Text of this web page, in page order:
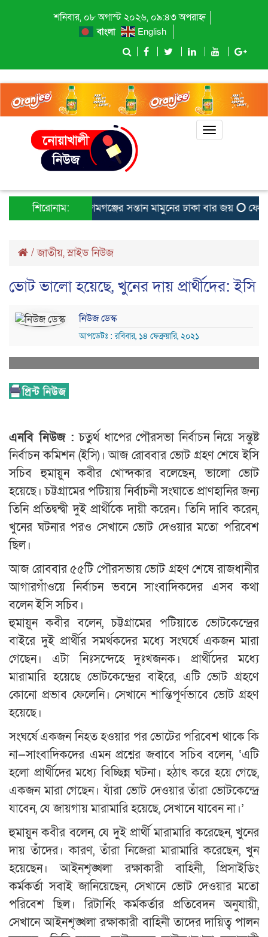
শনিবার, ০৮ অগাস্ট ২০২৬, ০৯:৪৩ অপরাহ্ন
বাংলা English
Toggle
শিরোনাম:বেগমগঞ্জের সন্তান মামুনের ঢাকা বার জয় ফেনীতে
/জাতীয়,স্লাইড নিউজ
ভোট ভালো হয়েছে, খুনের দায় প্রার্থীদের: ইসি
নিউজ ডেস্ক
আপডেটঃ : রবিবার, ১৪ ফেব্রুয়ারি, ২০২১
এনবি নিউজ : চতুর্থ ধাপের পৌরসভা নির্বাচন নিয়ে সন্তুষ্ট
নির্বাচন কমিশন (ইসি)। আজ রোববার ভোট গ্রহণ শেষে ইসি
সচিব হুমায়ুন কবীর খোন্দকার বলেছেন, ভালো ভোট
হয়েছে। চট্টগ্রামের পটিয়ায় নির্বাচনী সংঘাতে প্রাণহানির জন্য
তিনি প্রতিদ্বন্দ্বী দুই প্রার্থীকে দায়ী করেন। তিনি দাবি করেন,
খুনের ঘটনার পরও সেখানে ভোট দেওয়ার মতো পরিবেশ
ছিল।
আজ রোববার ৫৫টি পৌরসভায় ভোট গ্রহণ শেষে রাজধানীর
আগারগাঁওয়ে নির্বাচন ভবনে সাংবাদিকদের এসব কথা
বলেন ইসি সচিব।
হুমায়ুন কবীর বলেন, চট্টগ্রামের পটিয়াতে ভোটকেন্দ্রের
বাইরে দুই প্রার্থীর সমর্থকদের মধ্যে সংঘর্ষে একজন মারা
গেছেন। এটা নিঃসন্দেহে দুঃখজনক। প্রার্থীদের মধ্যে
মারামারি হয়েছে ভোটকেন্দ্রের বাইরে, এটি ভোট গ্রহণে
কোনো প্রভাব ফেলেনি। সেখানে শান্তিপূর্ণভাবে ভোট গ্রহণ
হয়েছে।
সংঘর্ষে একজন নিহত হওয়ার পর ভোটের পরিবেশ থাকে কি
না—সাংবাদিকদের এমন প্রশ্নের জবাবে সচিব বলেন, ‘এটি
হলো প্রার্থীদের মধ্যে বিচ্ছিন্ন ঘটনা। হঠাৎ করে হয়ে গেছে,
একজন মারা গেছেন। যাঁরা ভোট দেওয়ার তাঁরা ভোটকেন্দ্রে
যাবেন, যে জায়গায় মারামারি হয়েছে, সেখানে যাবেন না।’
হুমায়ুন কবীর বলেন, যে দুই প্রার্থী মারামারি করেছেন, খুনের
দায় তাঁদের। কারণ, তাঁরা নিজেরা মারামারি করেছেন, খুন
হয়েছেন। আইনশৃঙ্খলা রক্ষাকারী বাহিনী, প্রিসাইডিং
কর্মকর্তা সবাই জানিয়েছেন, সেখানে ভোট দেওয়ার মতো
পরিবেশ ছিল। রিটার্নিং কর্মকর্তার প্রতিবেদন অনুযায়ী,
সেখানে আইনশৃঙ্খলা রক্ষাকারী বাহিনী তাদের দায়িত্ব পালন